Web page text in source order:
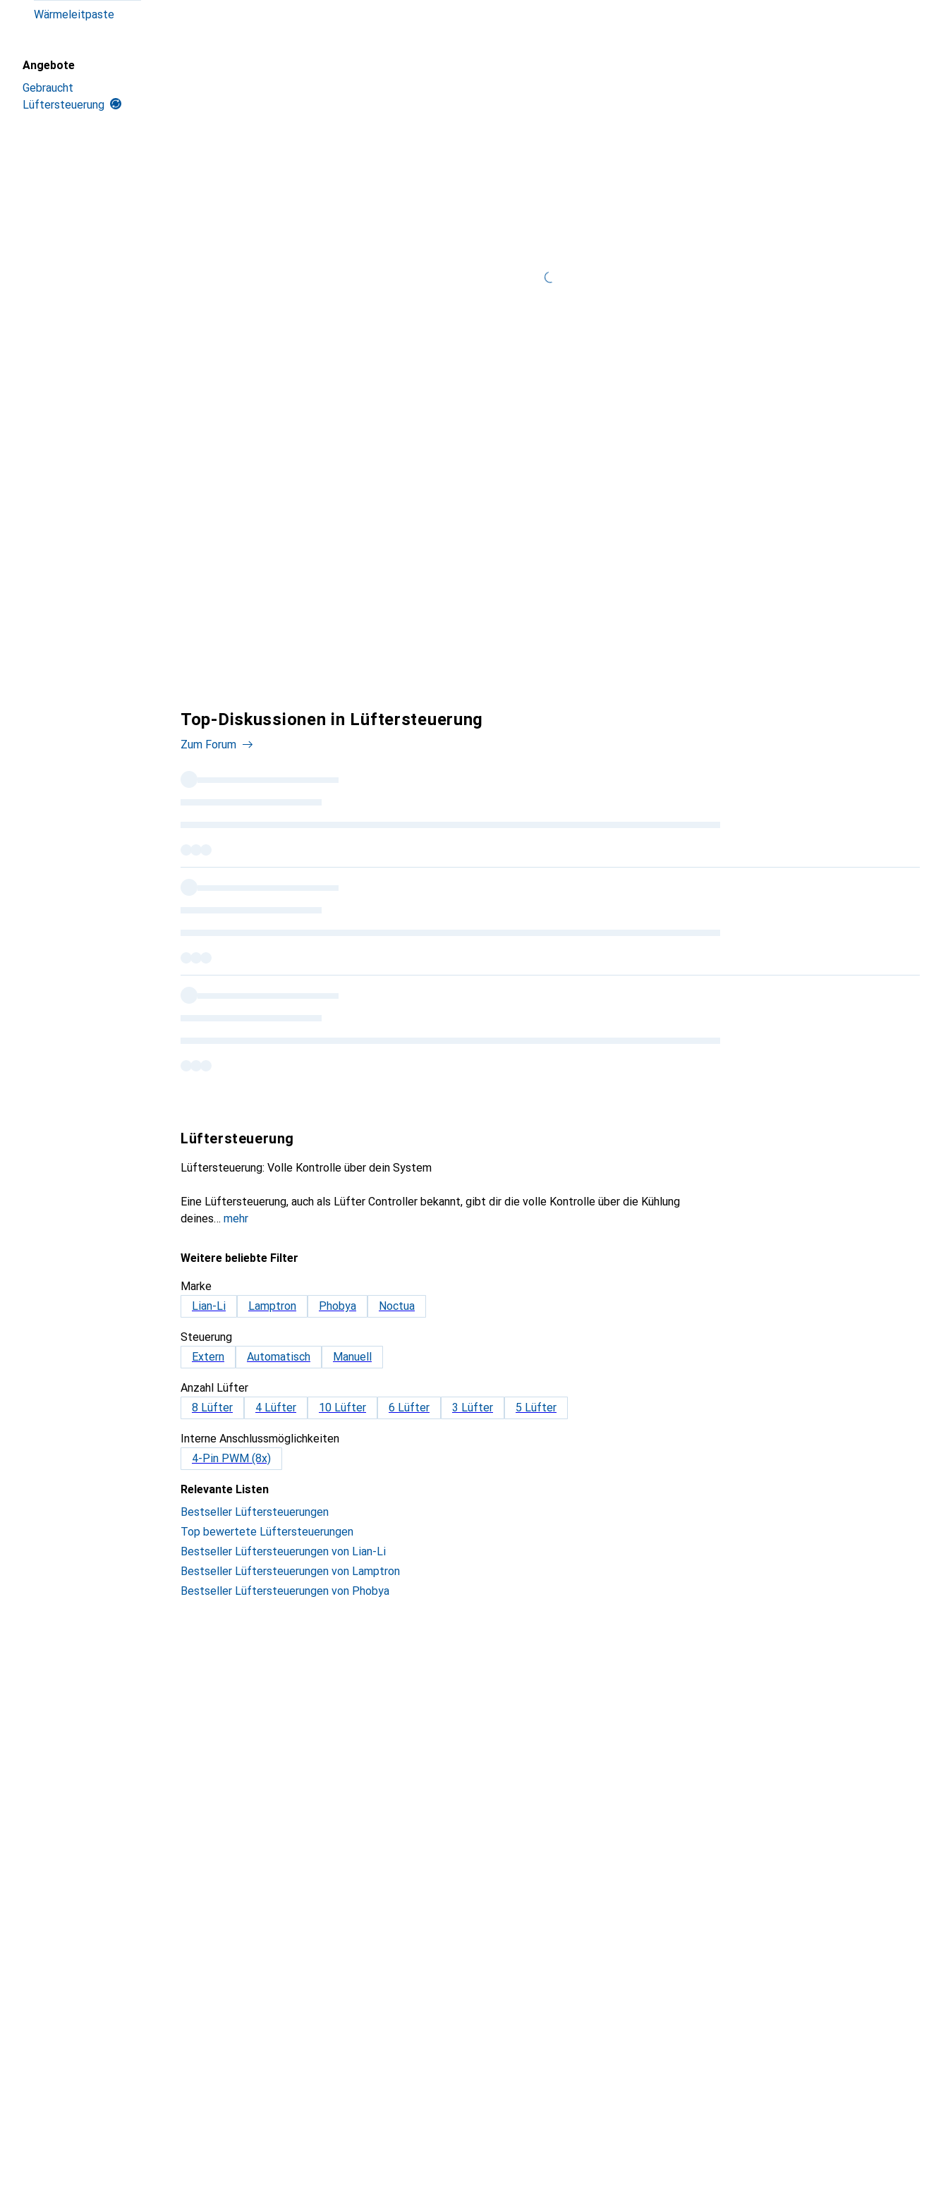
Wärmeleitpaste
Angebote
Gebraucht
Lüftersteuerung
Top-Diskussionen in Lüftersteuerung
Zum Forum
Lüftersteuerung
Lüftersteuerung: Volle Kontrolle über dein System
Eine Lüftersteuerung, auch als Lüfter Controller bekannt, gibt dir die volle Kontrolle über die Kühlung
deines
mehr
Weitere beliebte Filter
Marke
Lian-Li
Lamptron Phobya Noctua
Steuerung
Extern
Automatisch Manuell
Anzahl Lüfter
8 Lüfter
4 Lüfter 10 Lüfter 6 Lüfter 3 Lüfter 5 Lüfter
Interne Anschlussmöglichkeiten
4-Pin PWM (8x)
Relevante Listen
Bestseller Lüftersteuerungen
Top bewertete Lüftersteuerungen
Bestseller Lüftersteuerungen von Lian-Li
Bestseller Lüftersteuerungen von Lamptron
Bestseller Lüftersteuerungen von Phobya